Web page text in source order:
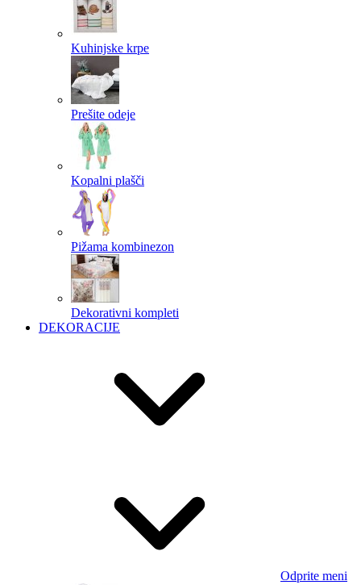
Kuhinjske krpe
Prešite odeje
Kopalni plašči
Pižama kombinezon
Dekorativni kompleti
DEKORACIJE
Odprite meni